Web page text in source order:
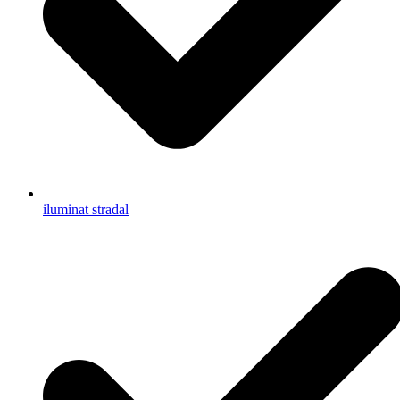
iluminat stradal